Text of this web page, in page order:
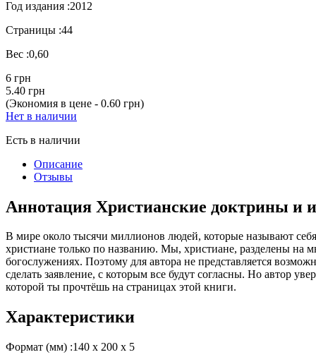
Год издания :2012
Страницы :44
Вес :0,60
6 грн
5.40 грн
(Экономия в цене - 0.60 грн)
Нет в наличии
Есть в наличии
Описание
Отзывы
Аннотация Христианские доктрины и
В мире около тысячи миллионов людей, которые называют
христиане только по названию. Мы, христиане, разделены на
богослужениях. Поэтому для автора не представляется
сделать заявление, с которым все будут согласны. Но автор
которой ты прочтёшь на страницах этой книги.
Характеристики
Формат (мм) :140 х 200 х 5